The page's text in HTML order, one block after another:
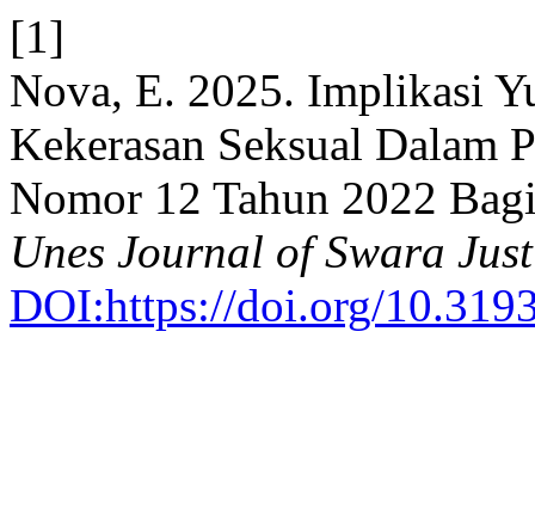
[1]
Nova, E. 2025. Implikasi
Kekerasan Seksual Dalam
Nomor 12 Tahun 2022
Unes Journal of Swara
DOI:https://doi.org/